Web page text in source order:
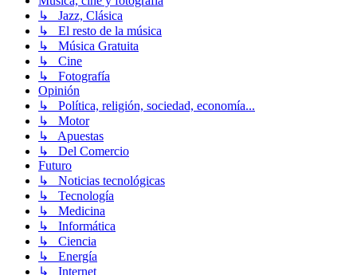
↳ Jazz, Clásica
↳ El resto de la música
↳ Música Gratuita
↳ Cine
↳ Fotografía
Opinión
↳ Política, religión, sociedad, economía...
↳ Motor
↳ Apuestas
↳ Del Comercio
Futuro
↳ Noticias tecnológicas
↳ Tecnología
↳ Medicina
↳ Informática
↳ Ciencia
↳ Energía
↳ Internet